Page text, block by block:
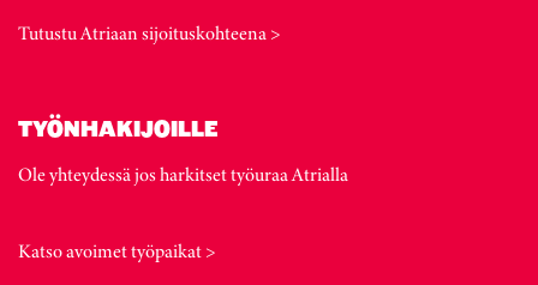
Tutustu Atriaan sijoituskohteena >
TYÖNHAKIJOILLE
Ole yhteydessä jos harkitset työuraa Atrialla
Katso avoimet työpaikat >